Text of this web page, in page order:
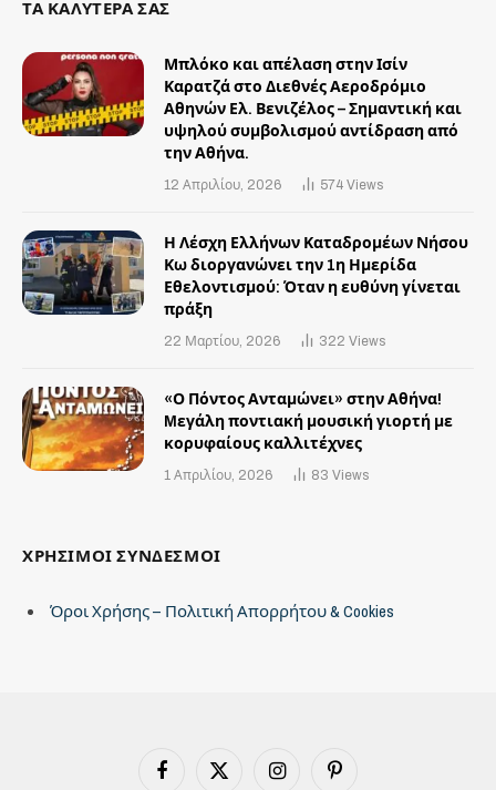
ΤΑ ΚΑΛΥΤΕΡΑ ΣΑΣ
Μπλόκο και απέλαση στην Ισίν
Καρατζά στο Διεθνές Αεροδρόμιο
Αθηνών Ελ. Βενιζέλος – Σημαντική και
υψηλού συμβολισμού αντίδραση από
την Αθήνα.
12 Απριλίου, 2026 574 Views
Η Λέσχη Ελλήνων Καταδρομέων Νήσου
Κω διοργανώνει την 1η Ημερίδα
Εθελοντισμού: Όταν η ευθύνη γίνεται
πράξη
22 Μαρτίου, 2026 322 Views
«Ο Πόντος Ανταμώνει» στην Αθήνα!
Mεγάλη ποντιακή μουσική γιορτή με
κορυφαίους καλλιτέχνες
1 Απριλίου, 2026 83 Views
ΧΡΗΣΙΜΟΙ ΣΥΝΔΕΣΜΟΙ
Όροι Χρήσης – Πολιτική Απορρήτου & Cookies
Facebook X Instagram Pinterest